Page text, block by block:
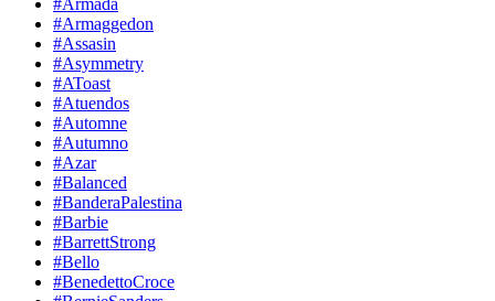
#Armada
#Armaggedon
#Assasin
#Asymmetry
#AToast
#Atuendos
#Automne
#Autumno
#Azar
#Balanced
#BanderaPalestina
#Barbie
#BarrettStrong
#Bello
#BenedettoCroce